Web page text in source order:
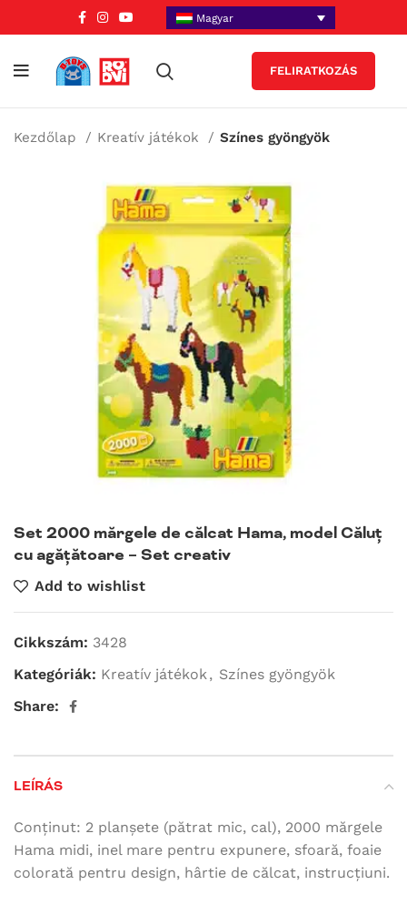
Magyar
FELIRATKOZÁS
Kezdőlap Kreatív játékok Színes gyöngyök
Set 2000 mărgele de călcat Hama, model Căluț
cu agățătoare – Set creativ
Add to wishlist
Cikkszám: 3428
Kategóriák: Kreatív játékok , Színes gyöngyök
Share:
LEÍRÁS
Conținut: 2 planșete (pătrat mic, cal), 2000 mărgele
Hama midi, inel mare pentru expunere, sfoară, foaie
colorată pentru design, hârtie de călcat, instrucțiuni.